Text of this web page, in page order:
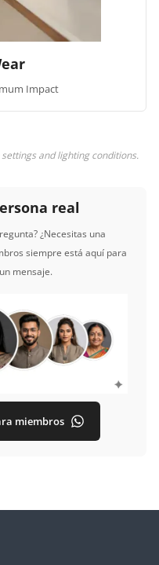
Impact
and lighting conditions.
real
¿Necesitas una
siempre está aquí para
mensaje.
miembros